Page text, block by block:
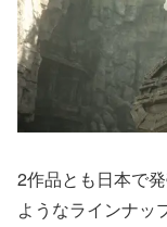
2作品とも日本で
ようなラインナッ